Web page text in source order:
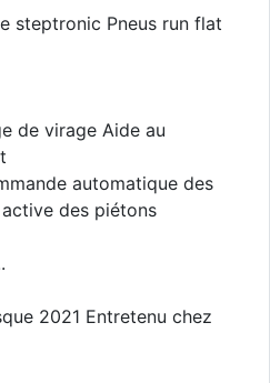
steptronic Pneus run flat
de virage Aide au
automatique des
des piétons
2021 Entretenu chez